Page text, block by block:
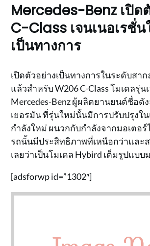
Mercedes-Benz เปิด
C-Class เจนเนอเรชั่น
เป็นทางการ
เปิดตัวอย่างเป็นทางการในระดับสาก
แล้วสำหรับ W206 C-Class โมเดลรุ่น
Mercedes-Benz ผู้ผลิตยานยนต์ชื่อดั
เยอรมัน ที่รุ่นใหม่นั้นมีการปรับปรุงใ
กำลังใหม่ ผนวกกับกำลังจากมอเตอ
รถนั้นมีประสิทธิภาพที่เหนือกว่าและ
เลยว่าเป็นโมเดล Hybird เต็มรูปแบ
[adsforwp id=”1302″]